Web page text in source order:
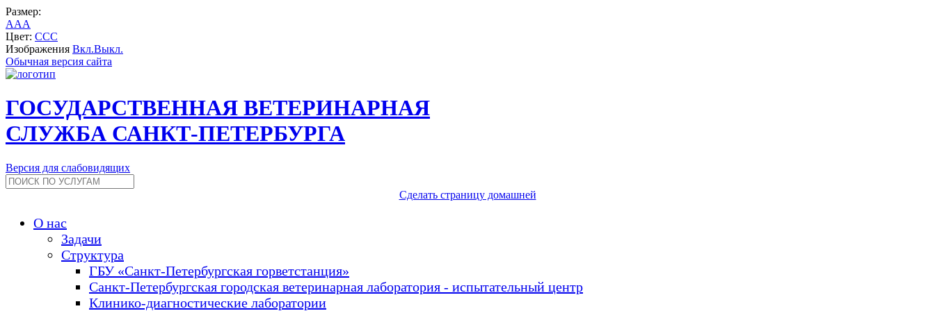
Размер:
AAA
Цвет: CCC
Изображения Вкл.Выкл.
Обычная версия сайта
ГОСУДАРСТВЕННАЯ ВЕТЕРИНАРНАЯ
СЛУЖБА САНКТ-ПЕТЕРБУРГА
Версия для слабовидящих
Сделать страницу домашней
О нас
Задачи
Структура
ГБУ «Санкт-Петербургская горветстанция»
Санкт-Петербургская городская ветеринарная лаборатория - испытательный центр
Клинико-диагностические лаборатории